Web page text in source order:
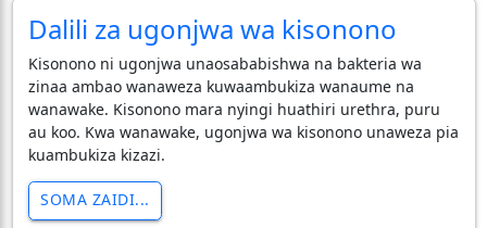
Dalili za ugonjwa wa kisonono
Kisonono ni ugonjwa unaosababishwa na bakteria wa
zinaa ambao wanaweza kuwaambukiza wanaume na
wanawake. Kisonono mara nyingi huathiri urethra, puru
au koo. Kwa wanawake, ugonjwa wa kisonono unaweza pia
kuambukiza kizazi.
SOMA ZAIDI...